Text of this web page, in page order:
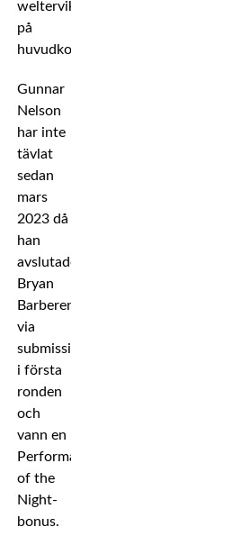
welterviktsmöte
på
huvudkortet.
Gunnar
Nelson
har inte
tävlat
sedan
mars
2023 då
han
avslutade
Bryan
Barberena
via
submission
i första
ronden
och
vann en
Performance
of the
Night-
bonus.